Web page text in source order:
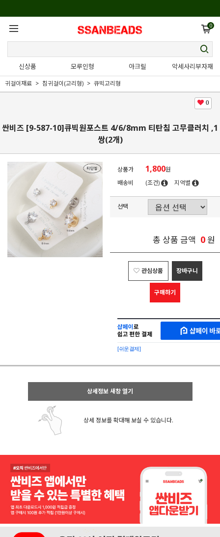
0
신상품 모루인형 아크릴 악세사리부자재
귀걸이재료 침귀걸이(고리형) 큐빅고리형
0
싼비즈 [9-587-10]큐빅원포스트 4/6/8mm 티탄침 고무클러치 ,1
쌍(2개)
상품가 1,800원
배송비
(조건) 지역별
선택
총 상품 금액 0원
관심상품 장바구니
구매하기
MAKESHOP
SHOPPAY
로
간
구
샵
페
페
이
구
[쉬운결제]
상세정보 새창 열기
상세 정보를 확대해 보실 수 있습니다.